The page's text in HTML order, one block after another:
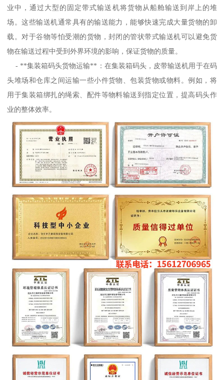
业中，通过大型的固定带式输送机将货物从船舱输送到岸上的堆
场。这些输送机通常具有的输送能力，能够快速完成大量货物的卸
载。对于谷物等怕受潮的货物，封闭的管状带式输送机可以避免货
物在输送过程中受到外界环境的影响，保证货物的质量。
- **集装箱码头货物运输**：在集装箱码头，皮带输送机用于在码
头堆场和仓库之间运输一些小件货物、包装货物或物料。例如，将
用于集装箱绑扎的绳索、配件等物料输送到指定位置，提高码头作
业的整体效率。